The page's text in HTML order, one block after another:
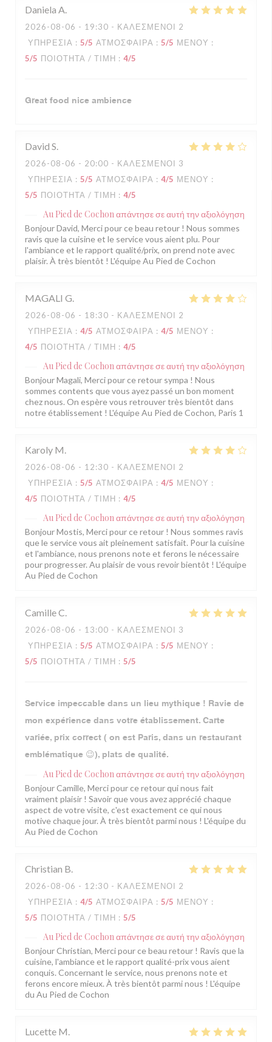
Daniela A
2026-08-06 - 19:30 - ΚΑΛΕΣΜΈΝΟΙ 2
ΥΠΗΡΕΣΊΑ : 5/5 ΑΤΜΌΣΦΑΙΡΑ : 5/5 ΜΕΝΟΎ :
5/5 ΠΟΙΌΤΗΤΑ / ΤΙΜΉ : 4/5
Great food nice ambience
David S
2026-08-06 - 20:00 - ΚΑΛΕΣΜΈΝΟΙ 3
ΥΠΗΡΕΣΊΑ : 5/5 ΑΤΜΌΣΦΑΙΡΑ : 4/5 ΜΕΝΟΎ :
5/5 ΠΟΙΌΤΗΤΑ / ΤΙΜΉ : 4/5
Au Pied de Cochonαπάντησε σε αυτή την αξιολόγηση
Bonjour David, Merci pour ce beau retour ! Nous sommes
ravis que la cuisine et le service vous aient plu. Pour
l'ambiance et le rapport qualité/prix, on prend note avec
plaisir. À très bientôt ! L'équipe Au Pied de Cochon
MAGALI G
2026-08-06 - 18:30 - ΚΑΛΕΣΜΈΝΟΙ 2
ΥΠΗΡΕΣΊΑ : 4/5 ΑΤΜΌΣΦΑΙΡΑ : 4/5 ΜΕΝΟΎ :
4/5 ΠΟΙΌΤΗΤΑ / ΤΙΜΉ : 4/5
Au Pied de Cochonαπάντησε σε αυτή την αξιολόγηση
Bonjour Magali, Merci pour ce retour sympa ! Nous
sommes contents que vous ayez passé un bon moment
chez nous. On espère vous retrouver très bientôt dans
notre établissement ! L'équipe Au Pied de Cochon, Paris 1
Karoly M
2026-08-06 - 12:30 - ΚΑΛΕΣΜΈΝΟΙ 2
ΥΠΗΡΕΣΊΑ : 5/5 ΑΤΜΌΣΦΑΙΡΑ : 4/5 ΜΕΝΟΎ :
4/5 ΠΟΙΌΤΗΤΑ / ΤΙΜΉ : 4/5
Au Pied de Cochonαπάντησε σε αυτή την αξιολόγηση
Bonjour Mostis, Merci pour ce retour ! Nous sommes ravis
que le service vous ait pleinement satisfait. Pour la cuisine
et l'ambiance, nous prenons note et ferons le nécessaire
pour progresser. Au plaisir de vous revoir bientôt ! L'équipe
Au Pied de Cochon
CamilleC
2026-08-06 - 13:00 - ΚΑΛΕΣΜΈΝΟΙ 3
ΥΠΗΡΕΣΊΑ : 5/5 ΑΤΜΌΣΦΑΙΡΑ : 5/5 ΜΕΝΟΎ :
5/5 ΠΟΙΌΤΗΤΑ / ΤΙΜΉ : 5/5
Service impeccable dans un lieu mythique ! Ravie de
mon expérience dans votre établissement. Carte
variée, prix correct ( on est Paris, dans un restaurant
emblématique 😉), plats de qualité.
Au Pied de Cochonαπάντησε σε αυτή την αξιολόγηση
Bonjour Camille, Merci pour ce retour qui nous fait
vraiment plaisir ! Savoir que vous avez apprécié chaque
aspect de votre visite, c'est exactement ce qui nous
motive chaque jour. À très bientôt parmi nous ! L'équipe du
Au Pied de Cochon
Christian B
2026-08-06 - 12:30 - ΚΑΛΕΣΜΈΝΟΙ 2
ΥΠΗΡΕΣΊΑ : 4/5 ΑΤΜΌΣΦΑΙΡΑ : 5/5 ΜΕΝΟΎ :
5/5 ΠΟΙΌΤΗΤΑ / ΤΙΜΉ : 5/5
Au Pied de Cochonαπάντησε σε αυτή την αξιολόγηση
Bonjour Christian, Merci pour ce beau retour ! Ravis que la
cuisine, l'ambiance et le rapport qualité-prix vous aient
conquis. Concernant le service, nous prenons note et
ferons encore mieux. À très bientôt parmi nous ! L'équipe
du Au Pied de Cochon
Lucette M